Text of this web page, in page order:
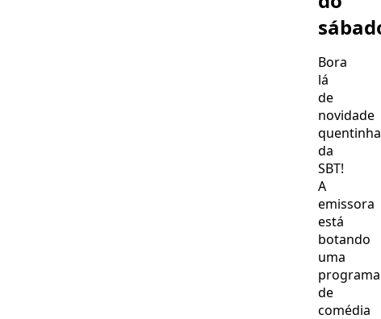
Bora
lá
de
novidade
quentinha
da
SBT!
A
emissora
está
botando
uma
de
comédia